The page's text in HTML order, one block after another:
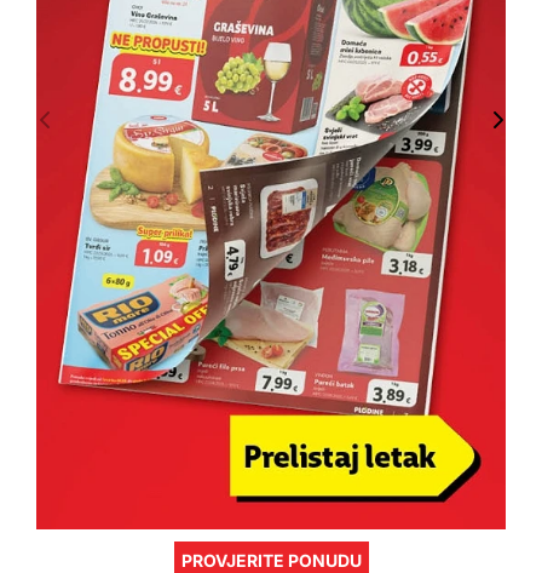
PROVJERITE PONUDU